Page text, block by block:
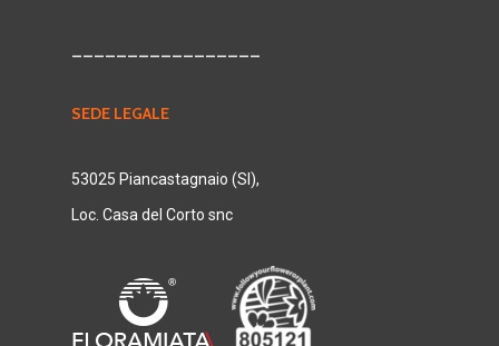
SEDE LEGALE
53025 Piancastagnaio (SI),
Loc. Casa del Corto snc